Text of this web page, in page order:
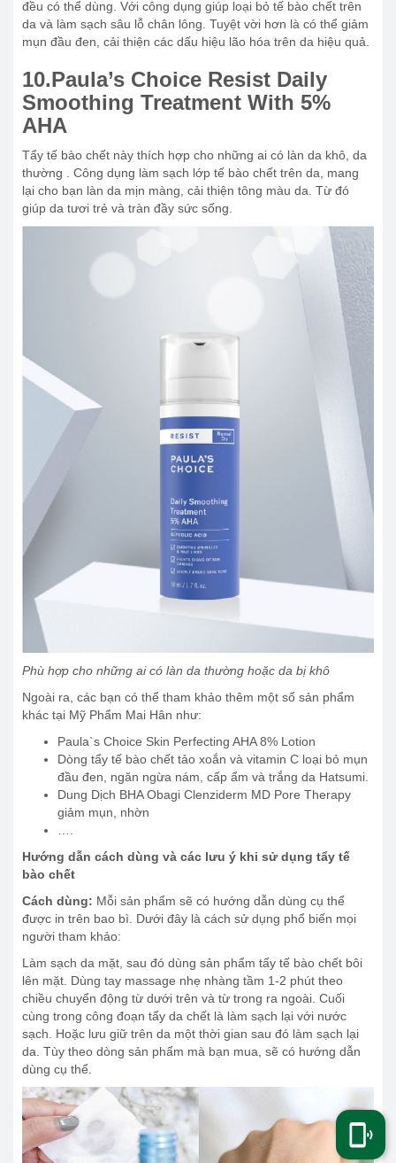
đều có thể dùng. Với công dụng giúp loại bỏ tế bào chết trên
da và làm sạch sâu lỗ chân lông. Tuyệt vời hơn là có thể giảm
mụn đầu đen, cải thiện các dấu hiệu lão hóa trên da hiệu quả.
10.Paula’s Choice Resist Daily
Smoothing Treatment With 5%
AHA
Tẩy tế bào chết này thích hợp cho những ai có làn da khô, da
thường . Công dụng làm sạch lớp tế bào chết trên da, mang
lại cho bạn làn da mịn màng, cải thiện tông màu da. Từ đó
giúp da tươi trẻ và tràn đầy sức sống.
Phù hợp cho những ai có làn da thường hoặc da bị khô
Ngoài ra, các bạn có thể tham khảo thêm một số sản phẩm
khác tại Mỹ Phẩm Mai Hân như:
Paula`s Choice Skin Perfecting AHA 8% Lotion
Dòng tẩy tế bào chết tảo xoắn và vitamin C loại bỏ mụn
đầu đen, ngăn ngừa nám, cấp ẩm và trắng da Hatsumi.
Dung Dịch BHA Obagi Clenziderm MD Pore Therapy
giảm mụn, nhờn
….
Hướng dẫn cách dùng và các lưu ý khi sử dụng tẩy tế
bào chết
Cách dùng: Mỗi sản phẩm sẽ có hướng dẫn dùng cụ thể
được in trên bao bì. Dưới đây là cách sử dụng phổ biến mọi
người tham khảo:
Làm sạch da mặt, sau đó dùng sản phẩm tẩy tế bào chết bôi
lên mặt. Dùng tay massage nhẹ nhàng tầm 1-2 phút theo
chiều chuyển động từ dưới trên và từ trong ra ngoài. Cuối
cùng trong công đoạn tẩy da chết là làm sạch lại với nước
sạch. Hoặc lưu giữ trên da một thời gian sau đó làm sạch lại
da. Tùy theo dòng sản phẩm mà bạn mua, sẽ có hướng dẫn
dùng cụ thể.